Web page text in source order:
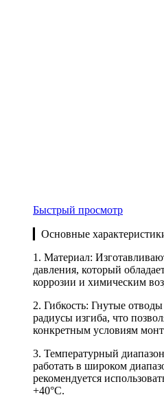
Быстрый просмотр
▎Основные
1. Материал:
давления, который
коррозии и химическим
2. Гибкость: Гнутые
радиусы изгиба, что
конкретным условиям
3. Температурный
работать в широком
рекомендуется
+40°C.